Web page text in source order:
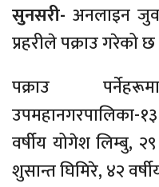
सुनसरी- अनलाइन
प्रहरीले पक्राउ गरेको छ
पक्राउ
उपमहानगरपालिका-
वर्षीय योगेश लिम्बु,
शुसान्त घिमिरे, ४२